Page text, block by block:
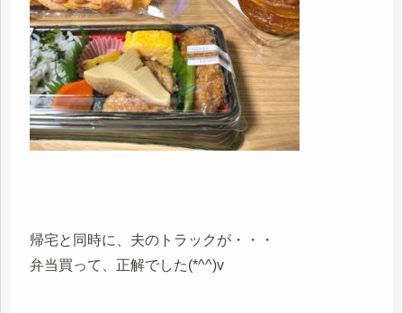
帰宅と同時に、夫のトラックが・・・
弁当買って、正解でした(*^^)v